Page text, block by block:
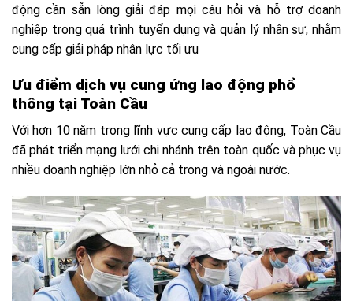
động cần sẵn lòng giải đáp mọi câu hỏi và hỗ trợ doanh
nghiệp trong quá trình tuyển dụng và quản lý nhân sự, nhằm
cung cấp giải pháp nhân lực tối ưu
Ưu điểm dịch vụ cung ứng lao động phổ
thông tại Toàn Cầu
Với hơn 10 năm trong lĩnh vực cung cấp lao động, Toàn Cầu
đã phát triển mạng lưới chi nhánh trên toàn quốc và phục vụ
nhiều doanh nghiệp lớn nhỏ cả trong và ngoài nước.